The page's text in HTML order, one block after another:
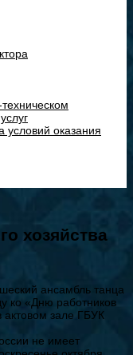
условий оказания
хозяйства
ансамбль танца
ко «Дню работников
актовом зале ГБУК
не имеет